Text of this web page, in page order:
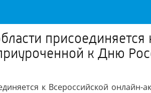
к Дню
к Всероссийской